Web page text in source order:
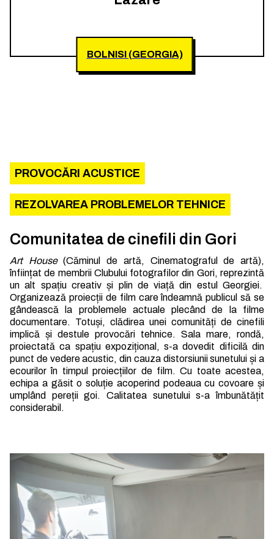
BOLNISI (GEORGIA)
PROVOCĂRI ACUSTICE
REZOLVAREA PROBLEMELOR TEHNICE
Comunitatea de cinefili din Gori
Art House(Căminul de artă, Cinematograful de artă),
înființat de membrii Clubului fotografilor din Gori, reprezintă
un alt spațiu creativ și plin de viață din estul Georgiei.
Organizează proiecții de film care îndeamnă publicul să se
gândească la problemele actuale plecând de la filme
documentare. Totuși, clădirea unei comunități de cinefili
implică și destule provocări tehnice. Sala mare, rondă,
proiectată ca spațiu expozițional, s-a dovedit dificilă din
punct de vedere acustic, din cauza distorsiunii sunetului și a
ecourilor în timpul proiecțiilor de film. Cu toate acestea,
echipa a găsit o soluție acoperind podeaua cu covoare și
umplând pereții goi. Calitatea sunetului s-a îmbunătățit
considerabil.